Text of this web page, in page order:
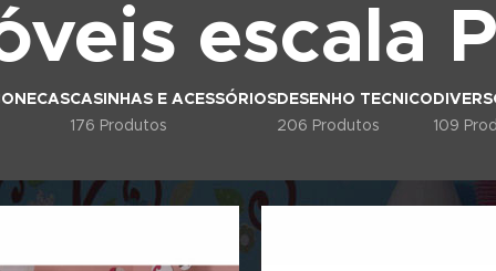
escala
CASINHAS E ACESSÓRIOS
176 Produtos
DESENHO TECNICO
206 Produtos
109